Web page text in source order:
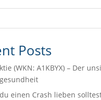
Posts
(WKN: A1KBYX) – Der
einen Crash lieben